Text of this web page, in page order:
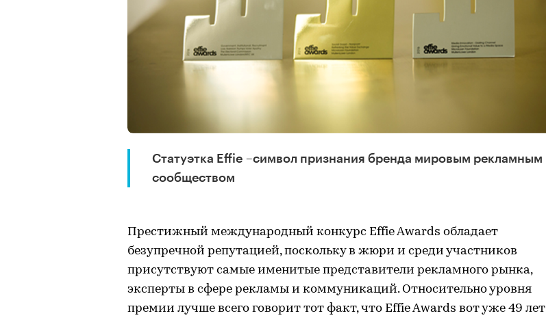
Статуэтка Effie –символ признания бренда мировым рекламным
сообществом
Престижный международный конкурс Effie Awards обладает
безупречной репутацией, поскольку в жюри и среди участников
присутствуют самые именитые представители рекламного рынка,
эксперты в сфере рекламы и коммуникаций. Относительно уровня
премии лучше всего говорит тот факт, что Effie Awards вот уже 49 лет